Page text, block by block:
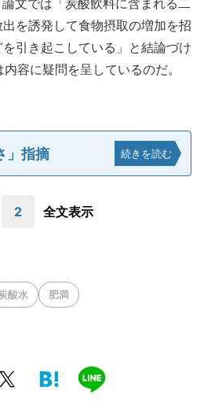
文では「炭酸飲料に含まれる二
を誘発して食物摂取の増加を招
引き起こしている」と結論づけ
容に疑問を呈しているのだ。
」指摘 続きを読む
2 全文表示
酸水 肥満